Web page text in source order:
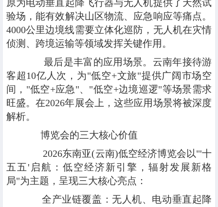
原为电动垂直起降飞行器与无人机提供了天然试
验场，能有效解决山区物流、应急响应等痛点。
4000公里边境线需要立体化巡防，无人机在灾情
侦测、跨境运输等领域发挥关键作用。
最后是丰富的应用场景。云南年接待游
客超10亿人次，为"低空+文旅"提供广阔市场空
间，"低空+应急"、"低空+边境巡逻"等场景需求
旺盛。在2026年展会上，这些应用场景将被深度
解析。
博览会的三大核心价值
2026东南亚(云南)低空经济博览会以"'十
五五'启航：低空经济新引擎，辐射发展新格
局"为主题，呈现三大核心亮点：
全产业链覆盖：无人机、电动垂直起降